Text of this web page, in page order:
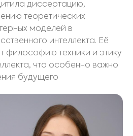
диссертацию,
теоретических
моделей в
интеллекта. Её
философию техники и этику
что особенно важно
будущего